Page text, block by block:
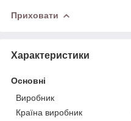
Приховати
Характеристики
Основні
Виробник
Країна виробник